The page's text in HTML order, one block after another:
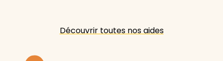
Découvrir toutes nos aides